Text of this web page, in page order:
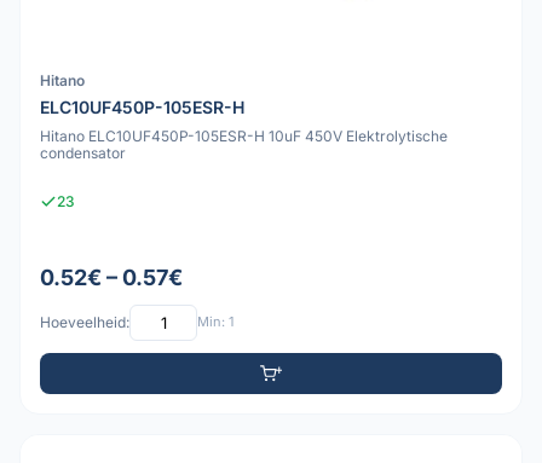
Hitano
ELC10UF450P-105ESR-H
Hitano ELC10UF450P-105ESR-H 10uF 450V Elektrolytische
condensator
23
0.52€ – 0.57€
Hoeveelheid: Min: 1